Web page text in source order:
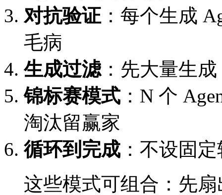
对抗验证：每个生成
毛病
生成过滤：先大量生
锦标赛模式：N 个
淘汰留赢家
循环到完成 ：不设固
这些模式可组合：先